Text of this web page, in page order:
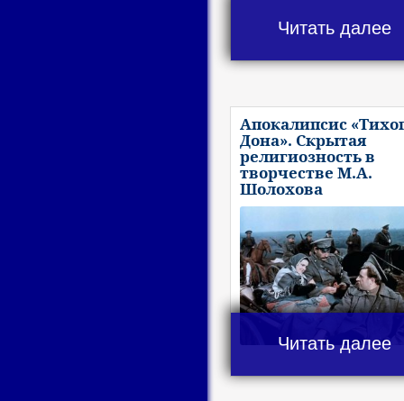
Читать далее
Апокалипсис
Дона». Скрытая
религиозность в
творчестве М.А.
Шолохова
Читать далее